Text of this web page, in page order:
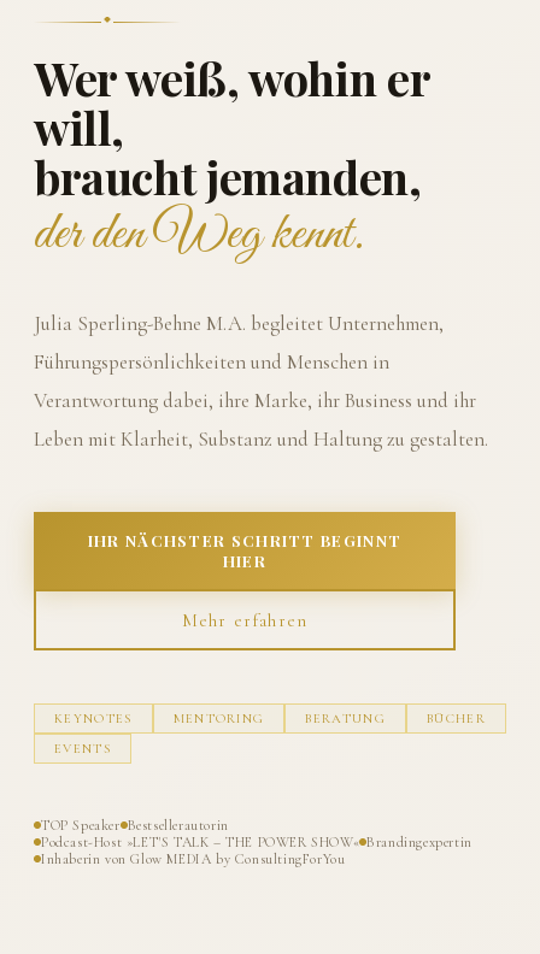
Wer weiß, wohin er
will,
braucht jemanden,
der den Weg kennt.
Julia Sperling-Behne M.A. begleitet Unternehmen,
Führungspersönlichkeiten und Menschen in
Verantwortung dabei, ihre Marke, ihr Business und ihr
Leben mit Klarheit, Substanz und Haltung zu gestalten.
IHR NÄCHSTER SCHRITT BEGINNT
HIER
Mehr erfahren
KEYNOTES MENTORING BERATUNG
BÜCHER
EVENTS
TOP Speaker Bestsellerautorin
Podcast-Host »LET'S TALK – THE POWER SHOW« Brandingexpertin
Inhaberin von Glow MEDIA by ConsultingForYou